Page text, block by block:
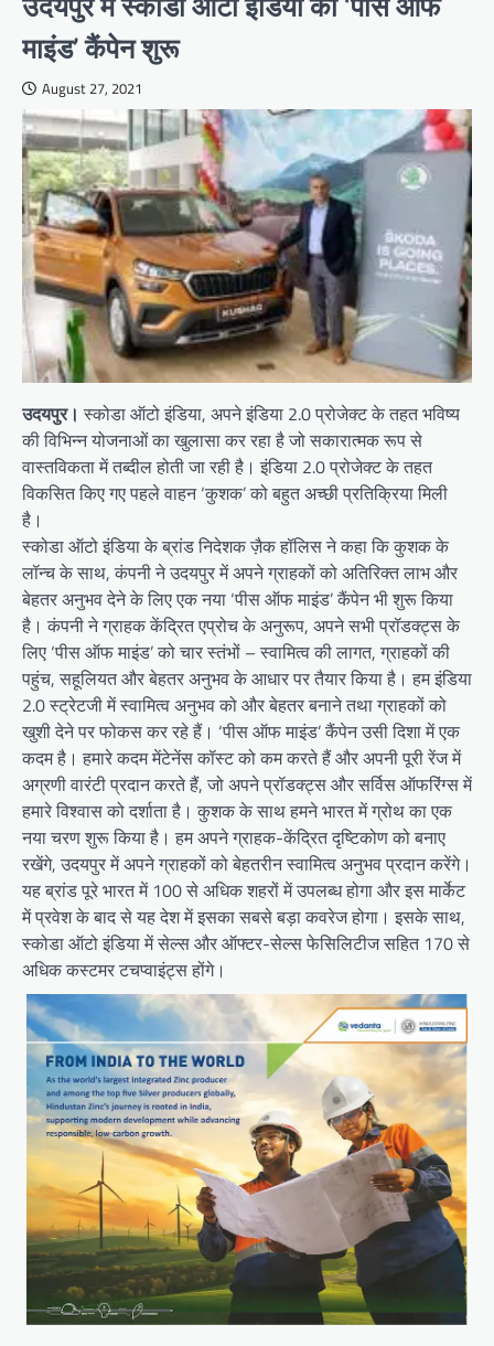
माइंड’ कैंपेन शुरू
August 27, 2021
उदयपुर। स्कोडा ऑटो इंडिया, अपने इंडिया 2.0 प्रोजेक्ट के तहत भविष्य
की विभिन्न योजनाओं का खुलासा कर रहा है जो सकारात्मक रूप से
वास्तविकता में तब्दील होती जा रही है। इंडिया 2.0 प्रोजेक्ट के तहत
विकसित किए गए पहले वाहन ‘कुशक’ को बहुत अच्छी प्रतिक्रिया मिली
है।
स्कोडा ऑटो इंडिया के ब्रांड निदेशक ज़ैक हॉलिस ने कहा कि कुशक के
लॉन्च के साथ, कंपनी ने उदयपुर में अपने ग्राहकों को अतिरिक्त लाभ और
बेहतर अनुभव देने के लिए एक नया ‘पीस ऑफ माइंड’ कैंपेन भी शुरू किया
है। कंपनी ने ग्राहक केंद्रित एप्रोच के अनुरूप, अपने सभी प्रॉडक्ट्स के
लिए ‘पीस ऑफ माइंड’ को चार स्तंभों – स्वामित्व की लागत, ग्राहकों की
पहुंच, सहूलियत और बेहतर अनुभव के आधार पर तैयार किया है। हम इंडिया
2.0 स्ट्रेटजी में स्वामित्व अनुभव को और बेहतर बनाने तथा ग्राहकों को
खुशी देने पर फोकस कर रहे हैं। ‘पीस ऑफ माइंड’ कैंपेन उसी दिशा में एक
कदम है। हमारे कदम मेंटेनेंस कॉस्ट को कम करते हैं और अपनी पूरी रेंज में
अग्रणी वारंटी प्रदान करते हैं, जो अपने प्रॉडक्ट्स और सर्विस ऑफरिंग्स में
हमारे विश्वास को दर्शाता है। कुशक के साथ हमने भारत में ग्रोथ का एक
नया चरण शुरू किया है। हम अपने ग्राहक-केंद्रित दृष्टिकोण को बनाए
रखेंगे, उदयपुर में अपने ग्राहकों को बेहतरीन स्वामित्व अनुभव प्रदान करेंगे।
यह ब्रांड पूरे भारत में 100 से अधिक शहरों में उपलब्ध होगा और इस मार्केट
में प्रवेश के बाद से यह देश में इसका सबसे बड़ा कवरेज होगा। इसके साथ,
स्कोडा ऑटो इंडिया में सेल्स और ऑफ्टर-सेल्स फेसिलिटीज सहित 170 से
अधिक कस्टमर टचप्वाइंट्स होंगे।